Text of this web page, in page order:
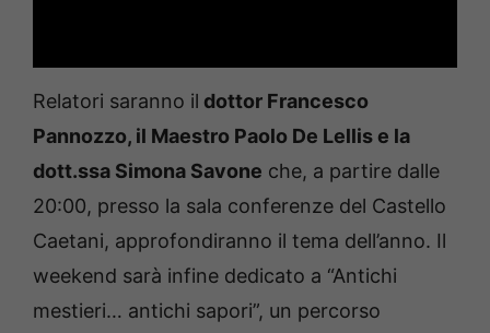
Relatori saranno il dottor Francesco
Pannozzo, il Maestro Paolo De Lellis e la
dott.ssa Simona Savone che, a partire dalle
20:00, presso la sala conferenze del Castello
Caetani, approfondiranno il tema dell’anno. Il
weekend sarà infine dedicato a “Antichi
mestieri… antichi sapori”, un percorso